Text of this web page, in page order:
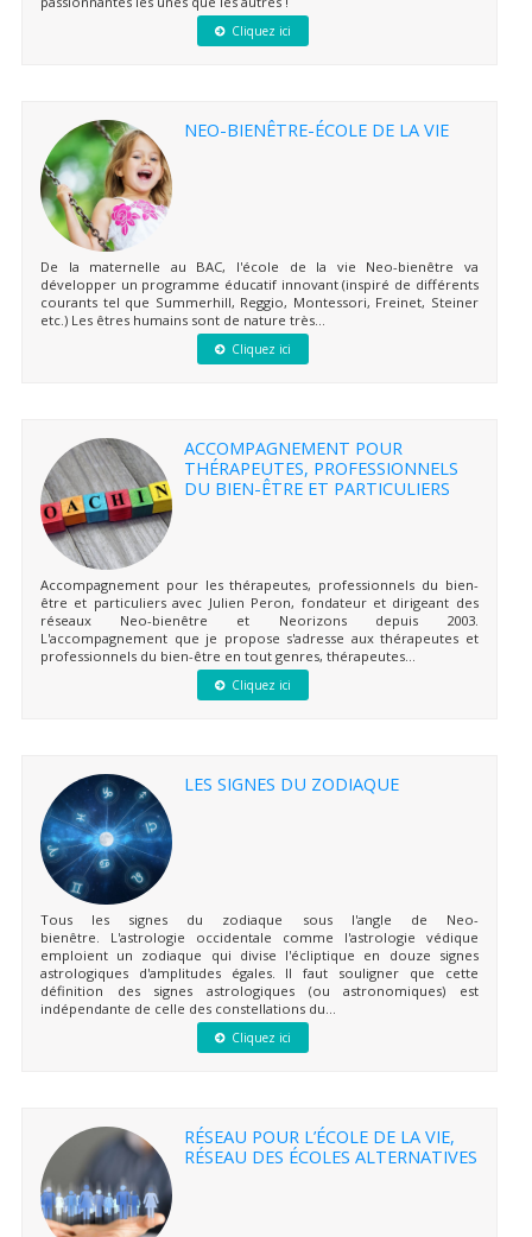
Cliquez ici
NEO-BIENÊTRE-ÉCOLE DE LA VIE
De la maternelle au BAC, l'école de la vie Neo-bienêtre va
développer un programme éducatif innovant (inspiré de différents
courants tel que Summerhill, Reggio, Montessori, Freinet, Steiner
etc.) Les êtres humains sont de nature très...
Cliquez ici
ACCOMPAGNEMENT POUR
THÉRAPEUTES, PROFESSIONNELS
DU BIEN-ÊTRE ET PARTICULIERS
Accompagnement pour les thérapeutes, professionnels du bien-
être et particuliers avec Julien Peron, fondateur et dirigeant des
réseaux Neo-bienêtre et Neorizons depuis 2003.
L'accompagnement que je propose s'adresse aux thérapeutes et
professionnels du bien-être en tout genres, thérapeutes...
Cliquez ici
LES SIGNES DU ZODIAQUE
Tous les signes du zodiaque sous l'angle de Neo-
bienêtre. L'astrologie occidentale comme l'astrologie védique
emploient un zodiaque qui divise l'écliptique en douze signes
astrologiques d'amplitudes égales. Il faut souligner que cette
définition des signes astrologiques (ou astronomiques) est
indépendante de celle des constellations du...
Cliquez ici
RÉSEAU POUR L’ÉCOLE DE LA VIE,
RÉSEAU DES ÉCOLES ALTERNATIVES